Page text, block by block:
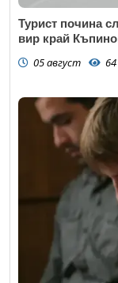
Турист почина
вир край
05 август 64